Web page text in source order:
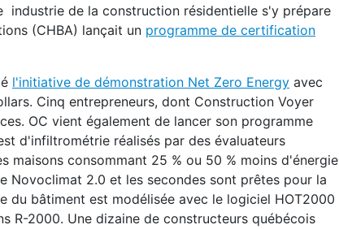
industrie de la construction résidentielle s'y prépare
(CHBA) lançait un programme de certification
l'initiative de démonstration Net Zero Energy avec
Cinq entrepreneurs, dont Construction Voyer
OC vient également de lancer son programme
d'infiltrométrie réalisés par des évaluateurs
maisons consommant 25 % ou 50 % moins d'énergie
Novoclimat 2.0 et les secondes sont prêtes pour la
du bâtiment est modélisée avec le logiciel HOT2000
R-2000. Une dizaine de constructeurs québécois